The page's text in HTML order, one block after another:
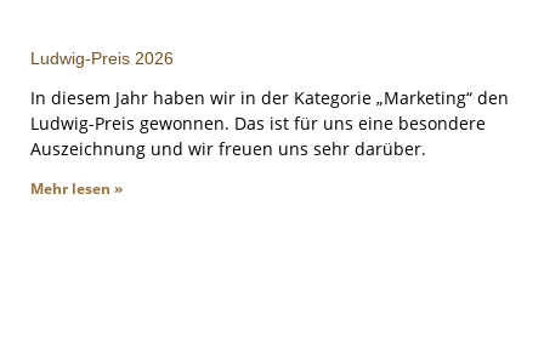
Ludwig-Preis 2026
In diesem Jahr haben wir in der Kategorie „Marketing“ den
Ludwig-Preis gewonnen. Das ist für uns eine besondere
Auszeichnung und wir freuen uns sehr darüber.
Mehr lesen »